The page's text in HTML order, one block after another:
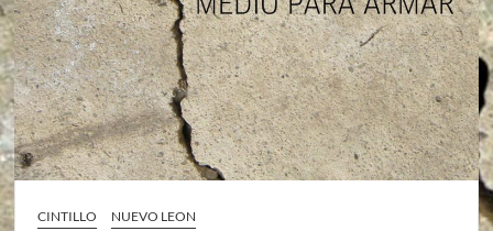
CINTILLO NUEVO LEON